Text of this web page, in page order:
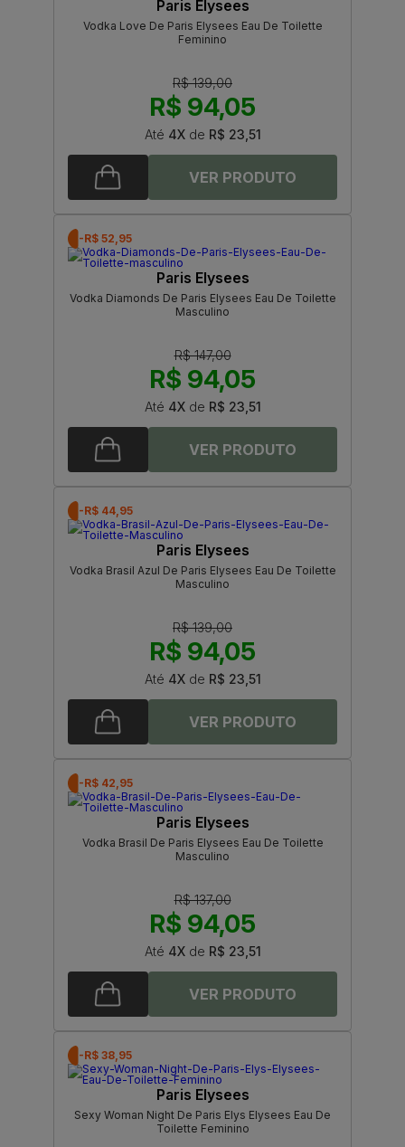
Paris Elysees
Vodka Love De Paris Elysees Eau De Toilette
Feminino
R$ 139,00
R$ 94,05
Até 4Xde R$ 23,51
-R$ 52,95
Paris Elysees
Vodka Diamonds De Paris Elysees Eau De Toilette
Masculino
R$ 147,00
R$ 94,05
Até 4Xde R$ 23,51
-R$ 44,95
Paris Elysees
Vodka Brasil Azul De Paris Elysees Eau De Toilette
Masculino
R$ 139,00
R$ 94,05
Até 4Xde R$ 23,51
-R$ 42,95
Paris Elysees
Vodka Brasil De Paris Elysees Eau De Toilette
Masculino
R$ 137,00
R$ 94,05
Até 4Xde R$ 23,51
-R$ 38,95
Paris Elysees
Sexy Woman Night De Paris Elys Elysees Eau De
Toilette Feminino